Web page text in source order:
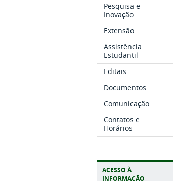
Pesquisa e
Inovação
Extensão
Assistência
Estudantil
Editais
Documentos
Comunicação
Contatos e
Horários
ACESSO À
INFORMAÇÃO